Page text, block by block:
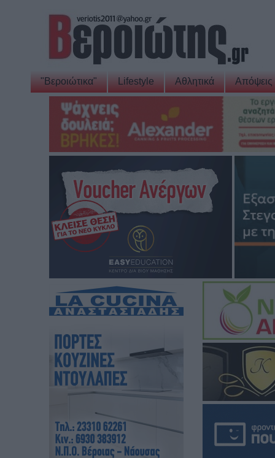
"Βεροιώτικα" Lifestyle Αθλητικά Απόψεις